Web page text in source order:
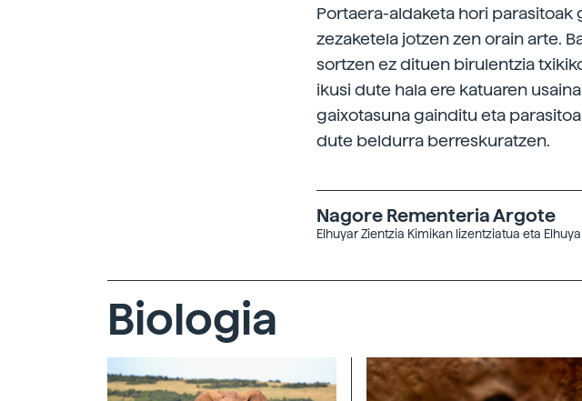
Portaera-aldaketa hori
zezaketela jotzen zen orain arte.
sortzen ez dituen birulentzia
ikusi dute hala ere katuaren
gaixotasuna gainditu eta
dute beldurra berreskuratzen.
Nagore Rementeria Argote
Elhuyar Zientzia Kimikan lizentziatua eta
Biologia